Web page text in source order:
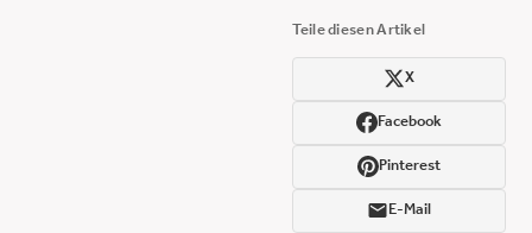
Teile diesen Artikel
X
Facebook
Pinterest
E-Mail